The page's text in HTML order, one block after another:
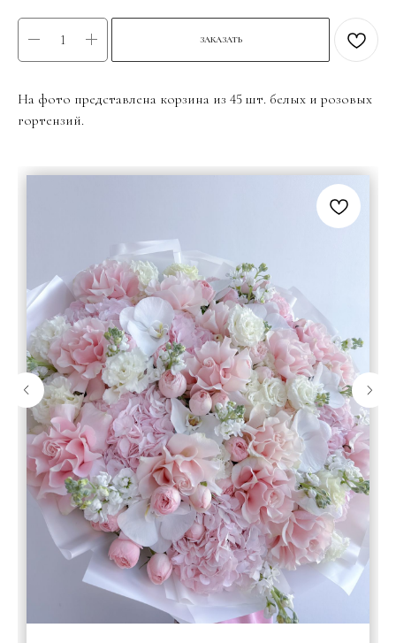
ЗАКАЗАТЬ
На фото представлена корзина из 45 шт. белых и розовых
гортензий.